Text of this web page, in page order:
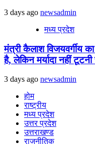
3 days ago newsadmin
मध्य प्रदेश
मंत्री कैलाश विजयवर्गीय
है, लेकिन मर्यादा नहीं टूटनी
3 days ago newsadmin
होम
राष्ट्रीय
मध्य प्रदेश
उत्तर प्रदेश
उत्तराखण्ड
राजनीतिक